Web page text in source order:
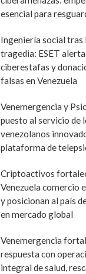
esencial para
Ingeniería social tras
tragedia: ESET
ciberestafas y
falsas en Venezuela
Venemergencia y
puesto al servicio de
venezolanos
plataforma de
Criptoactivos
Venezuela comercio
y posicionan al país
en mercado global
Venemergencia
respuesta con
integral de salud,